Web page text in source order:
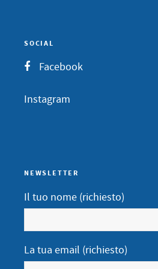
SOCIAL
Facebook
Instagram
NEWSLETTER
Il tuo nome (richiesto)
La tua email (richiesto)